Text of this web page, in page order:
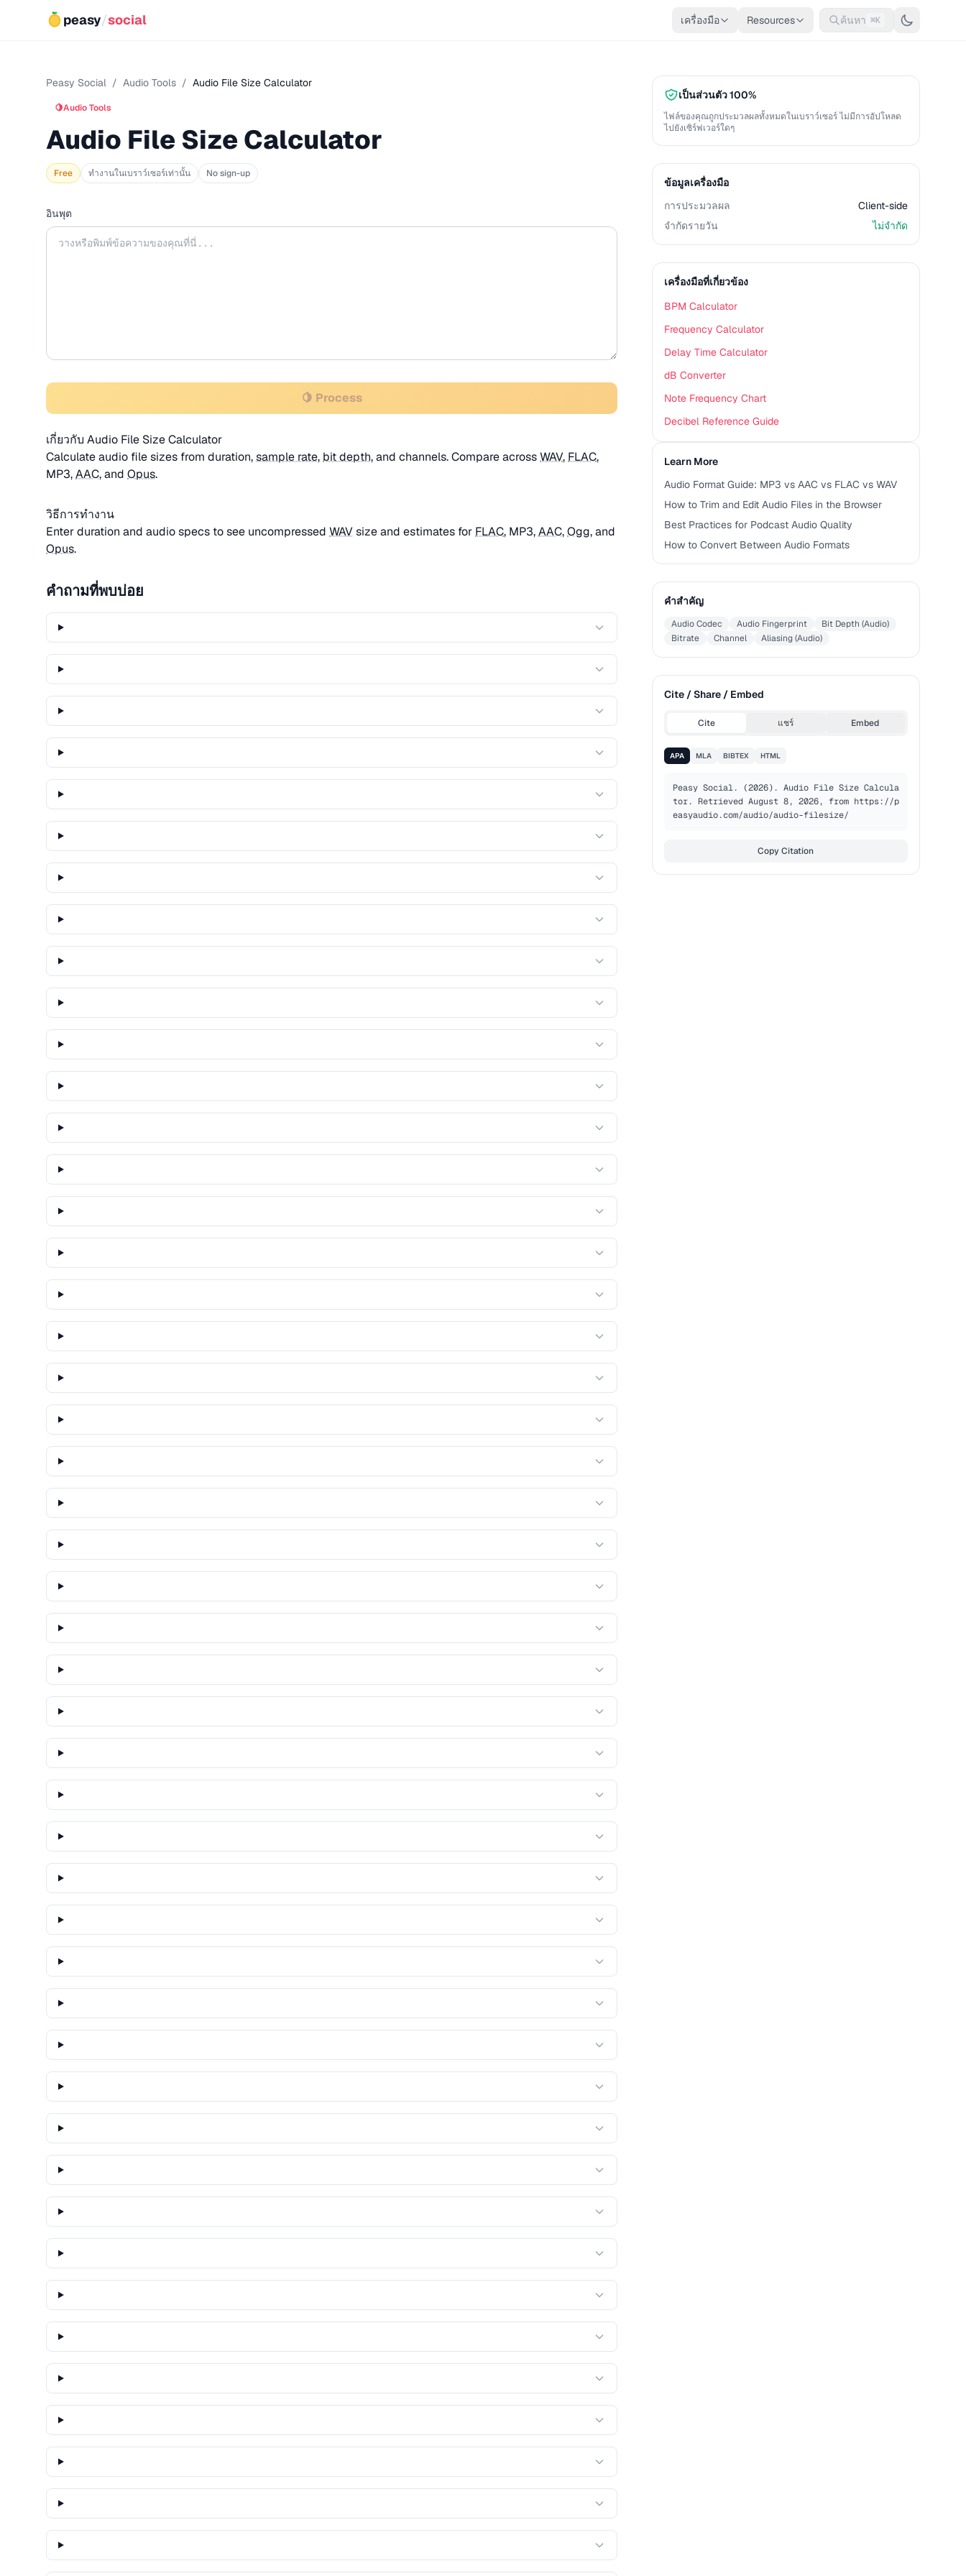
peasy/social เครื่องมือ Resources ค้นหา ⌘K
Peasy Social / Audio Tools / Audio File Size Calculator
🍋Audio Tools
Audio File Size Calculator
Free ทำงานในเบราว์เซอร์เท่านั้น No sign-up
อินพุต
🍋 Process
เกี่ยวกับ Audio File Size Calculator
Calculate audio file sizes from duration,sample rate, bit depth, and channels. Compare acrossWAV, FLAC,
MP3,AAC, and Opus.
วิธีการทำงาน
Enter duration and audio specs to see uncompressed WAVsize and estimates for FLAC, MP3,AAC,Ogg, and
Opus.
คำถามที่พบบ่อย
เป็นส่วนตัว 100%
ไฟล์ของคุณถูกประมวลผลทั้งหมดในเบราว์เซอร์ ไม่มีการอัปโหลด
ไปยังเซิร์ฟเวอร์ใดๆ
ข้อมูลเครื่องมือ
การประมวลผล
Client-side
จำกัดรายวัน
ไม่จำกัด
เครื่องมือที่เกี่ยวข้อง
BPM Calculator
Frequency Calculator
Delay Time Calculator
dB Converter
Note Frequency Chart
Decibel Reference Guide
Learn More
Audio Format Guide: MP3 vs AAC vs FLAC vs WAV
How to Trim and Edit Audio Files in the Browser
Best Practices for Podcast Audio Quality
How to Convert Between Audio Formats
คำสำคัญ
Audio Codec Audio Fingerprint
Bit Depth (Audio)
Bitrate
Channel Aliasing (Audio)
Cite / Share / Embed
Cite แชร์ Embed
APA MLA BIBTEX HTML
Peasy Social. (2026). Audio File Size Calcula
tor. Retrieved August 8, 2026, from https://p
easyaudio.com/audio/audio-filesize/
Copy Citation